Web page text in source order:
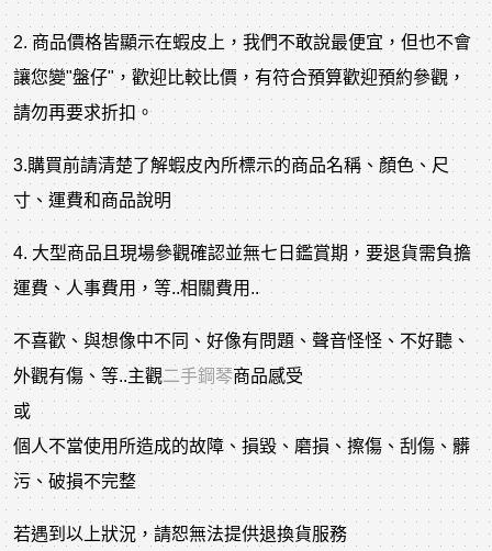
2. 商品價格皆顯示在蝦皮上，我們不敢說最便宜，但也不會
讓您變"盤仔"，歡迎比較比價，有符合預算歡迎預約參觀，
請勿再要求折扣。
3.購買前請清楚了解蝦皮內所標示的商品名稱、顏色、尺
寸、運費和商品說明
4. 大型商品且現場參觀確認並無七日鑑賞期，要退貨需負擔
運費、人事費用，等..相關費用..
不喜歡、與想像中不同、好像有問題、聲音怪怪、不好聽、
外觀有傷、等..主觀二手鋼琴商品感受
或
個人不當使用所造成的故障、損毀、磨損、擦傷、刮傷、髒
污、破損不完整
若遇到以上狀況，請恕無法提供退換貨服務